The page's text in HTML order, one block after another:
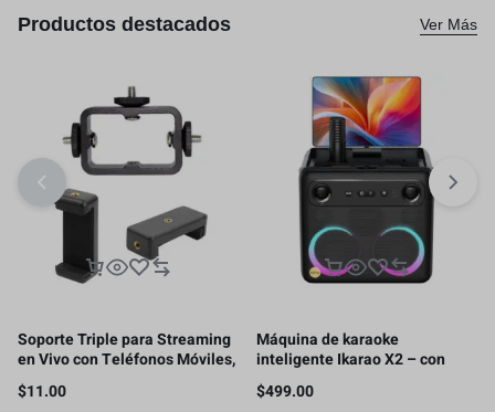
Productos destacados Ver Más
Soporte Triple para Streaming
en Vivo con Teléfonos Móviles,
con 2 clips para teléfono
$11.00
Máquina de karaoke
inteligente Ikarao X2 – con
pantalla de letras, tableta de
karaoke de 32GB, 2 micrófonos
$499.00